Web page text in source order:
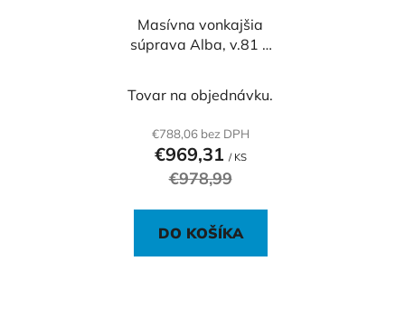
Masívna vonkajšia
súprava Alba, v.81 x
Tovar na objednávku.
€788,06 bez DPH
€969,31 / KS
€978,99
DO KOŠÍKA